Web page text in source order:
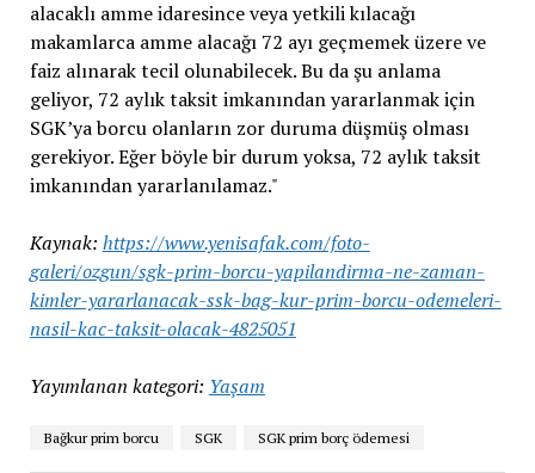
alacaklı amme idaresince veya yetkili kılacağı
makamlarca amme alacağı 72 ayı geçmemek üzere ve
faiz alınarak tecil olunabilecek. Bu da şu anlama
geliyor, 72 aylık taksit imkanından yararlanmak için
SGK’ya borcu olanların zor duruma düşmüş olması
gerekiyor. Eğer böyle bir durum yoksa, 72 aylık taksit
imkanından yararlanılamaz."
Kaynak: https://www.yenisafak.com/foto-
galeri/ozgun/sgk-prim-borcu-yapilandirma-ne-zaman-
kimler-yararlanacak-ssk-bag-kur-prim-borcu-odemeleri-
nasil-kac-taksit-olacak-4825051
Yayımlanan kategori: Yaşam
Bağkur prim borcu SGK SGK prim borç ödemesi